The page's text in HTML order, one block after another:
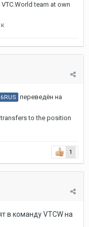
team at own
переведён на
transfers to the position
1
в команду VTCW на